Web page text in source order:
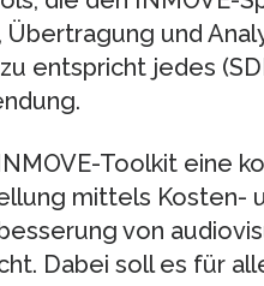
und
entspricht jedes
Toolkit eine
mittels Kosten-
von
Dabei soll es für